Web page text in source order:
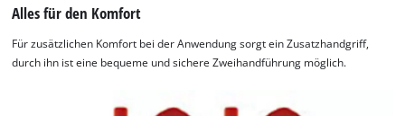
Alles für den Komfort
Für zusätzlichen Komfort bei der Anwendung sorgt ein Zusatzhandgriff,
durch ihn ist eine bequeme und sichere Zweihandführung möglich.